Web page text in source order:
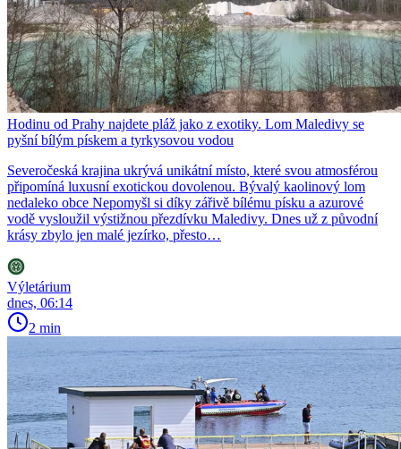
Hodinu od Prahy najdete pláž jako z exotiky. Lom Maledivy se
pyšní bílým pískem a tyrkysovou vodou
Severočeská krajina ukrývá unikátní místo, které svou atmosférou
připomíná luxusní exotickou dovolenou. Bývalý kaolinový lom
nedaleko obce Nepomyšl si díky zářivě bílému písku a azurové
vodě vysloužil výstižnou přezdívku Maledivy. Dnes už z původní
krásy zbylo jen malé jezírko, přesto…
Výletárium
dnes, 06:14
2 min